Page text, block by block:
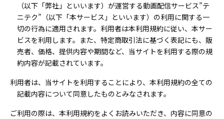
（以下「弊社」といいます）が運営する動画配信サービス”テ
ニテク”（以下「本サービス」といいます）の利用に関する一
切の行為に適用されます。利用者は本利用規約に従い、本サー
ビスを利用します。また、特定商取引法に基づく表記にも、販
売者、価格、提供内容や期間など、当サイトを利用する際の規
約内容が記載されています。
利用者は、当サイトを利用することにより、本利用規約の全ての
記載内容について同意したものとみなされます。
ご利用の際は、本利用規約をよくお読みいただき、内容に同意の